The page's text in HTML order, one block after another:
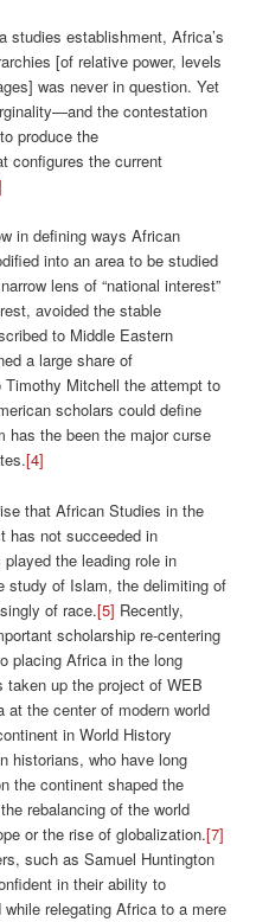
studies establishment, Africa’s
[of relative power, levels
was never in question. Yet
the contestation
produce the
configures the current
in defining ways African
into an area to be studied
lens of “national interest”
avoided the stable
to Middle Eastern
a large share of
Timothy Mitchell the attempt to
scholars could define
has the been the major curse
[4]
that African Studies in the
has not succeeded in
the leading role in
study of Islam, the delimiting of
of race.[5] Recently,
scholarship re-centering
placing Africa in the long
taken up the project of WEB
the center of modern world
in World History
historians, who have long
the continent shaped the
rebalancing of the world
or the rise of globalization.[7]
such as Samuel Huntington
in their ability to
relegating Africa to a mere